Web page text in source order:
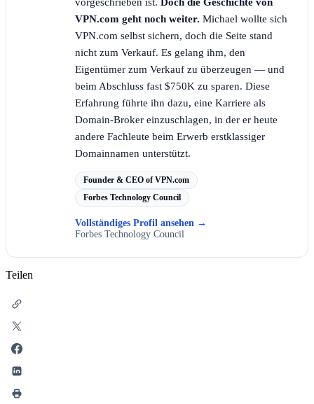
VPN.com geht noch weiter. Michael wollte sich
VPN.com selbst sichern, doch die Seite stand
nicht zum Verkauf. Es gelang ihm, den
Eigentümer zum Verkauf zu überzeugen — und
beim Abschluss fast $750K zu sparen. Diese
Erfahrung führte ihn dazu, eine Karriere als
Domain-Broker einzuschlagen, in der er heute
andere Fachleute beim Erwerb erstklassiger
Domainnamen unterstützt.
Founder & CEO of VPN.com
Forbes Technology Council
Vollständiges Profil ansehen →
Forbes Technology Council
Teilen